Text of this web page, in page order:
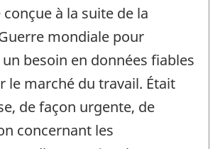
à la suite de la
mondiale pour
besoin en données fiables
le marché du travail. Était
de façon urgente, de
concernant les